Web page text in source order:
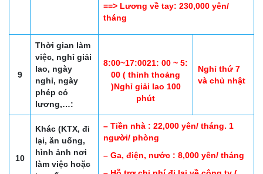
==> Lương về tay: 230,000 yên/
tháng
9
Thời gian làm
việc, nghỉ giải
lao, ngày
nghỉ, ngày
phép có
lương,…:
8:00~17:0021: 00 ~ 5:
00 ( thỉnh thoảng
)Nghỉ giải lao 100
phút
Nghỉ thứ 7
và chủ nhật
10
Khác (KTX, đi
lại, ăn uống,
hình ảnh nơi
làm việc hoặc
– Tiền nhà : 22,000 yên/ tháng. 1
người/ phòng
– Ga, điện, nước : 8,000 yên/ tháng